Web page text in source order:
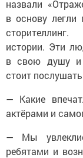
назвали
в основу легли
истории. Эти
в свою душу и
стоит
— Какие
актёрами и
— Мы
ребятами и